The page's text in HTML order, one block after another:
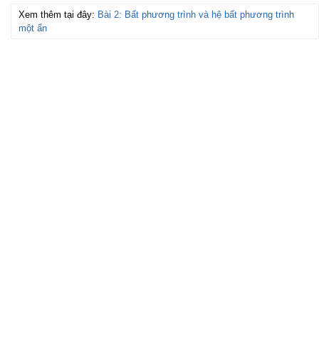
Xem thêm tại đây: Bài 2: Bất phương trình và hệ bất phương trình
một ẩn